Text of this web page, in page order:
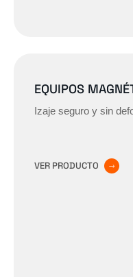
EQUIPOS
Izaje seguro y sin
VER PRODUCTO